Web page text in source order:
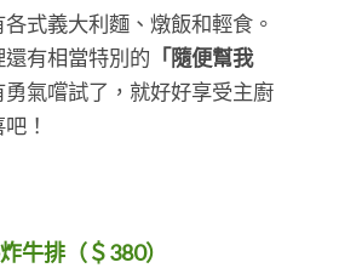
式義大利麵、燉飯和輕食。
有相當特別的 「隨便幫我
勇氣嚐試了，就好好享受主廚
！
牛排（＄380）